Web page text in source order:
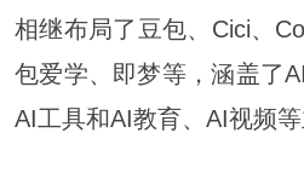
相继布局了豆包、Cici、
包爱学、即梦等，涵盖了
AI工具和AI教育、AI视频等